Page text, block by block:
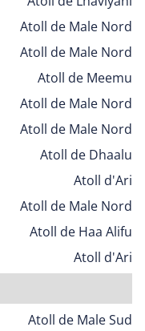
Atoll de Male Nord
Atoll de Male Nord
Atoll de Meemu
Atoll de Male Nord
Atoll de Male Nord
Atoll de Dhaalu
Atoll d'Ari
Atoll de Male Nord
Atoll de Haa Alifu
Atoll d'Ari
Atoll de Male Sud